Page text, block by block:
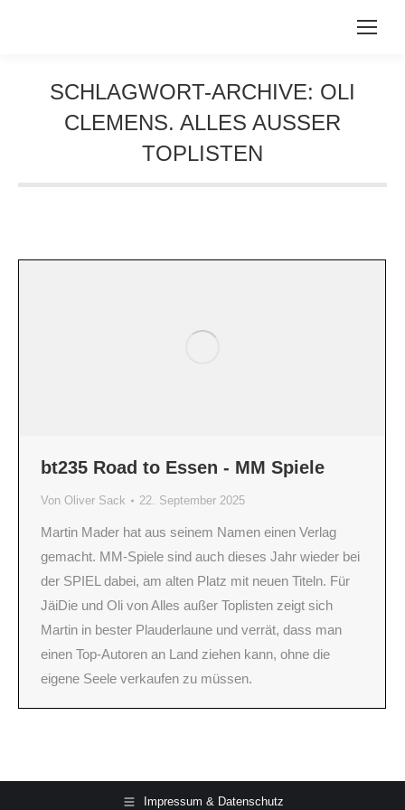
SCHLAGWORT-ARCHIVE: OLI
CLEMENS. ALLES AUSSER
TOPLISTEN
bt235 Road to Essen - MM Spiele
Von Oliver Sack 22. September 2025
Martin Mader hat aus seinem Namen einen Verlag
gemacht. MM-Spiele sind auch dieses Jahr wieder bei
der SPIEL dabei, am alten Platz mit neuen Titeln. Für
JäiDie und Oli von Alles außer Toplisten zeigt sich
Martin in bester Plauderlaune und verrät, dass man
einen Top-Autoren an Land ziehen kann, ohne die
eigene Seele verkaufen zu müssen.
Impressum & Datenschutz